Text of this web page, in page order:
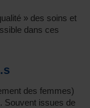
» des soins et
dans ces
des femmes)
Souvent issues de